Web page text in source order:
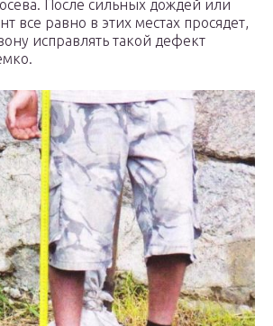
После сильных дождей или
все равно в этих местах просядет,
исправлять такой дефект